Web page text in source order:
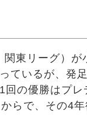
東リーグ）が
ているが、発
の優勝はプ
らで、その4